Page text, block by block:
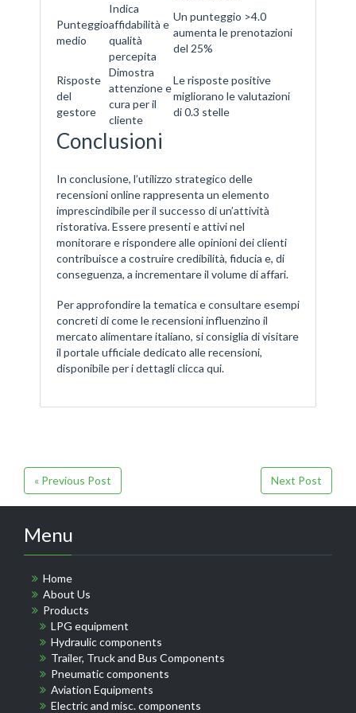
Punteggio
medio
Indica
affidabilità e
qualità
percepita
Un punteggio >4.0
aumenta le prenotazioni
del 25%
Risposte
del
gestore
Dimostra
attenzione e
cura per il
cliente
Le risposte positive
migliorano le valutazioni
di 0.3 stelle
Conclusioni
In conclusione, l’utilizzo strategico delle
recensioni online rappresenta un elemento
imprescindibile per il successo di un’attività
ristorativa. Essere presenti e attivi nel
monitorare e rispondere alle opinioni dei clienti
contribuisce a costruire credibilità, fiducia e, di
conseguenza, a incrementare il volume di affari.
Per approfondire la tematica e consultare esempi
concreti di come le recensioni influenzino il
mercato alimentare italiano, si consiglia di visitare
il portale ufficiale dedicato alle recensioni,
disponibile per i dettagli clicca qui.
« Previous Post Next Post
Menu
Home
About Us
Products
LPG equipment
Hydraulic components
Trailer, Truck and Bus Components
Pneumatic components
Aviation Equipments
Electric and misc. components